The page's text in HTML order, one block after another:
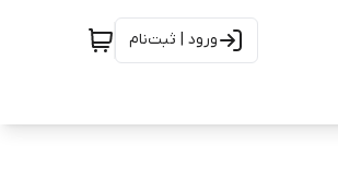
ورود | ثبت‌نام